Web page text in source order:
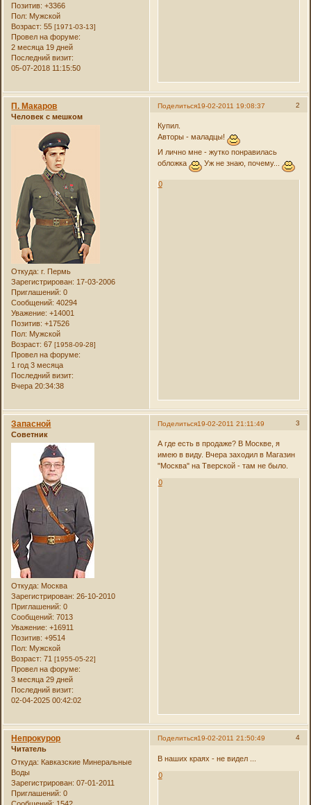
Позитив: +3366
Пол: Мужской
Возраст: 55[1971-03-13]
Провел на форуме:
2 месяца 19 дней
Последний визит:
05-07-2018 11:15:50
Поделиться 2
19-02-2011 19:08:37
П. Макаров
Человек с мешком
Откуда: г. Пермь
Зарегистрирован: 17-03-2006
Приглашений: 0
Сообщений: 40294
Уважение: +14001
Позитив: +17526
Пол: Мужской
Возраст: 67[1958-09-28]
Провел на форуме:
1 год 3 месяца
Последний визит:
Вчера 20:34:38
Купил.
Авторы - маладцы!
И лично мне - жутко понравилась
обложка
Уж не знаю, почему...
0
Поделиться 3
19-02-2011 21:11:49
Запасной
Советник
Откуда: Москва
Зарегистрирован: 26-10-2010
Приглашений: 0
Сообщений: 7013
Уважение: +16911
Позитив: +9514
Пол: Мужской
Возраст: 71[1955-05-22]
Провел на форуме:
3 месяца 29 дней
Последний визит:
02-04-2025 00:42:02
А где есть в продаже? В Москве, я
имею в виду. Вчера заходил в Магазин
"Москва" на Тверской - там не было.
0
Поделиться 4
19-02-2011 21:50:49
Непрокурор
Читатель
Откуда: Кавказские Минеральные
Воды
Зарегистрирован: 07-01-2011
Приглашений: 0
В наших краях - не видел ...
0